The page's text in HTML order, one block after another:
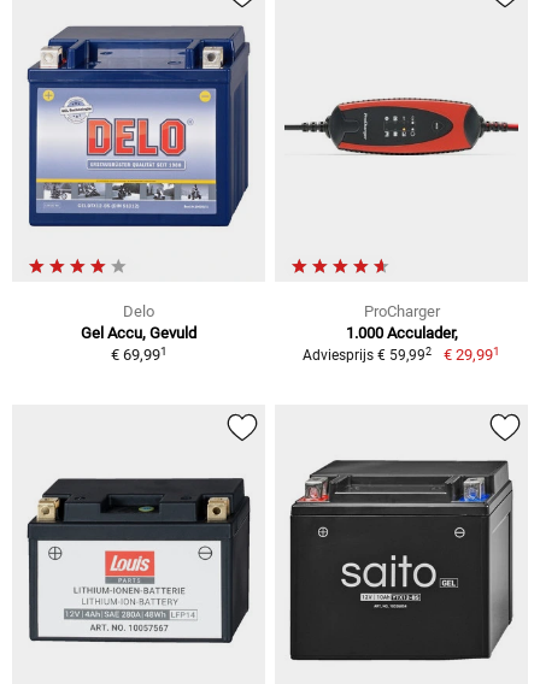
Delo
Gel Accu, Gevuld
€ 69,991
ProCharger
1.000 Acculader,
Adviesprijs € 59,992 € 29,991